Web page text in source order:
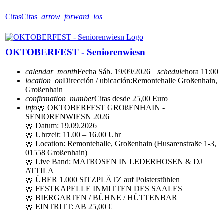
CitasCitas arrow_forward_ios
OKTOBERFEST - Seniorenwiesn
calendar_monthFecha Sáb. 19/09/2026 schedulehora 11:00
location_onDirección / ubicación:Remontehalle Großenhain,
Großenhain
confirmation_numberCitas desde 25,00 Euro
info🥨 OKTOBERFEST GROßENHAIN -
SENIORENWIESN 2026
🥨 Datum: 19.09.2026
🥨 Uhrzeit: 11.00 – 16.00 Uhr
🥨 Location: Remontehalle, Großenhain (Husarenstraße 1-3,
01558 Großenhain)
🥨 Live Band: MATROSEN IN LEDERHOSEN & DJ
ATTILA
🥨 ÜBER 1.000 SITZPLÄTZ auf Polsterstühlen
🥨 FESTKAPELLE INMITTEN DES SAALES
🥨 BIERGARTEN / BÜHNE / HÜTTENBAR
🥨 EINTRITT: AB 25,00 €